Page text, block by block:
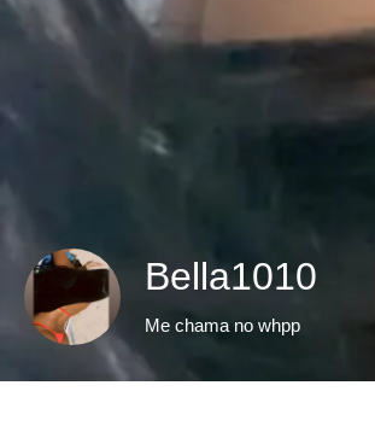
Bella1010
Me chama no whpp